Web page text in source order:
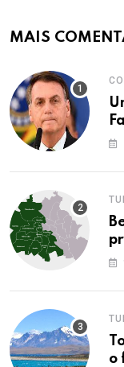
MAIS
o